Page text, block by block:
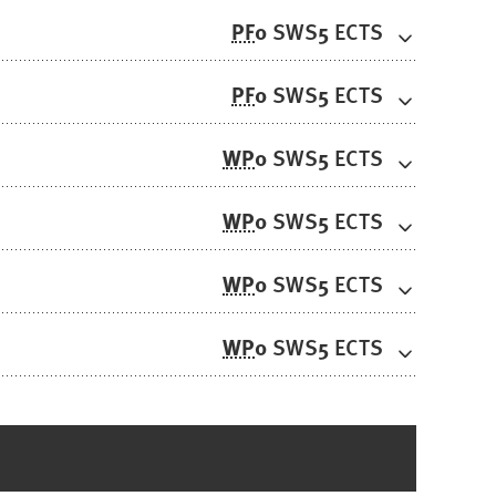
PF0 SWS5 ECTS
PF0 SWS5 ECTS
WP0 SWS5 ECTS
WP0 SWS5 ECTS
WP0 SWS5 ECTS
WP0 SWS5 ECTS